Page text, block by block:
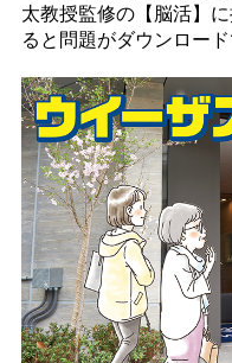
太教授監修の【脳活】
ると問題がダウンロード